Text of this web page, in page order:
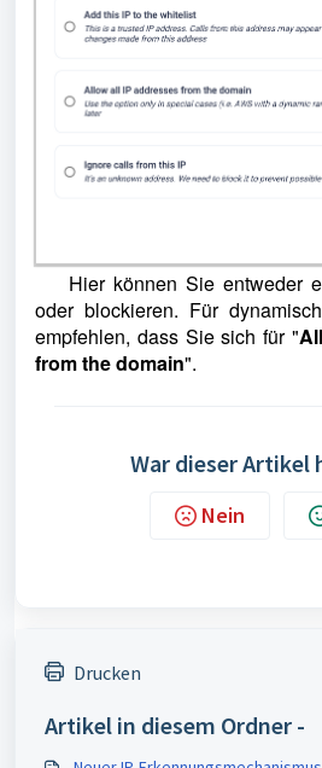
Hier können Sie entweder
oder blockieren. Für
empfehlen, dass Sie sich für "A
from the domain".
War dieser Artikel
Nein
Drucken
Artikel in diesem Ordner -